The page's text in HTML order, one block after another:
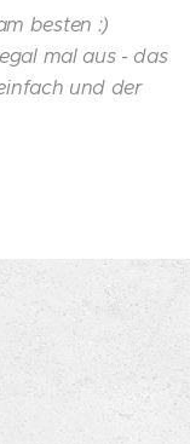
besten :)
mal aus - das
und der